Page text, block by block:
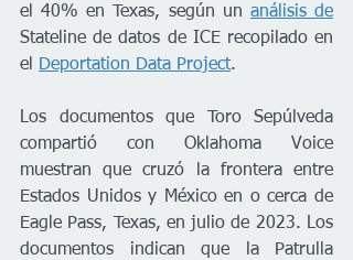
el 40% en Texas, según un análisis de
Stateline de datos de ICE recopilado en
el
Deportation Data Project.
Los documentos que Toro Sepúlveda
compartió con Oklahoma Voice
muestran que cruzó la frontera entre
Estados Unidos y México en o cerca de
Eagle Pass, Texas, en julio de 2023. Los
documentos indican que la Patrulla